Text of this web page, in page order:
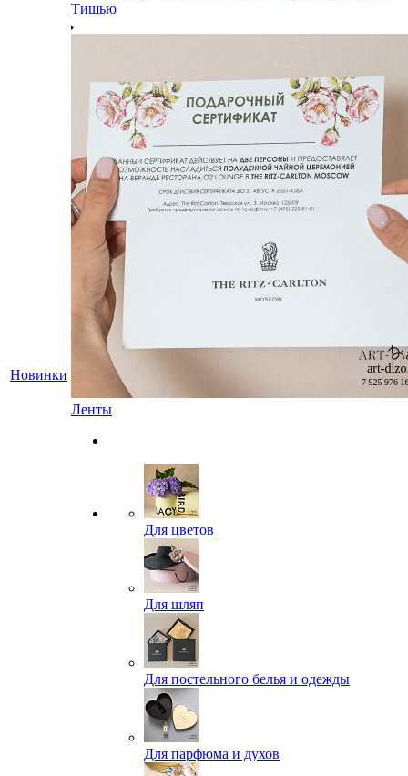
Новинки
Тишью
Ленты
Для цветов
Для шляп
Для постельного белья и одежды
Для парфюма и духов